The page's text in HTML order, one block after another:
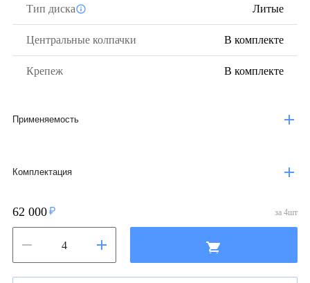
Тип диска Литые
Центральные колпачки В комплекте
Крепеж В комплекте
Применяемость
Комплектация
62 000 за 4шт